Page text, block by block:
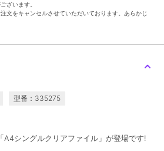
ざいます。
文をキャンセルさせていただいております。あらかじ
型番：335275
A4シングルクリアファイル」が登場です!